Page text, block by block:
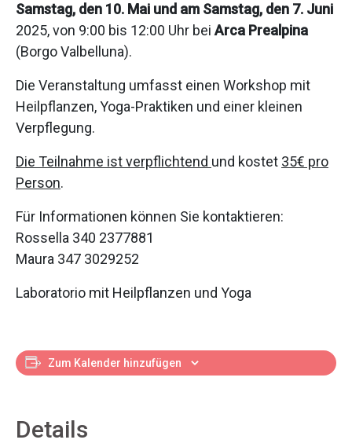
Samstag, den 10. Mai und am Samstag, den 7. Juni
2025, von 9:00 bis 12:00 Uhr bei Arca Prealpina
(Borgo Valbelluna).
Die Veranstaltung umfasst einen Workshop mit
Heilpflanzen, Yoga-Praktiken und einer kleinen
Verpflegung.
Die Teilnahme ist verpflichtend und kostet 35€ pro
Person.
Für Informationen können Sie kontaktieren:
Rossella 340 2377881
Maura 347 3029252
Laboratorio mit Heilpflanzen und Yoga
Zum Kalender hinzufügen
Details